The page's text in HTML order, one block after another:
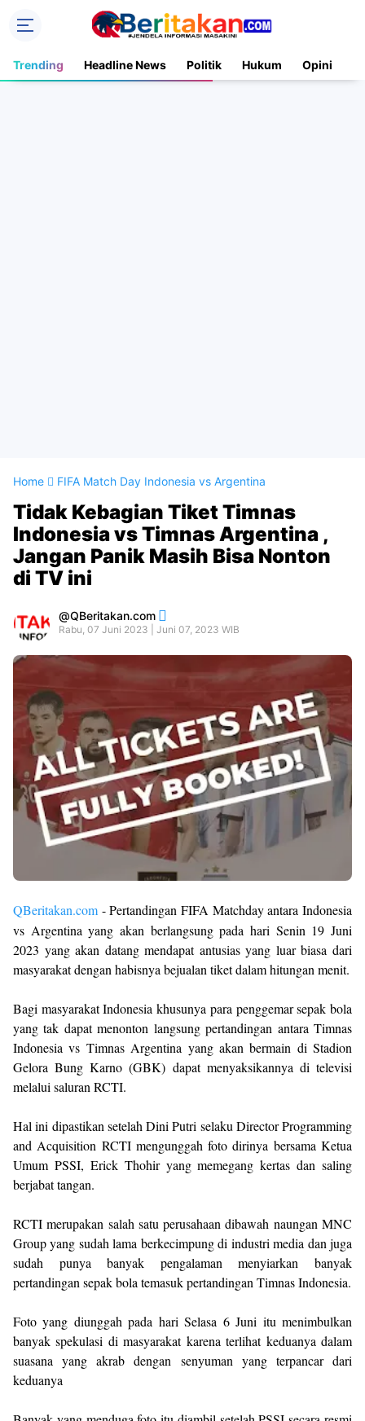
Trending Headline News Politik Hukum Opini
Home FIFA Match Day Indonesia vs Argentina
Tidak Kebagian Tiket Timnas
Indonesia vs Timnas Argentina ,
Jangan Panik Masih Bisa Nonton
di TV ini
QBeritakan.com
Rabu, 07 Juni 2023 | Juni 07, 2023 WIB
QBeritakan.com - Pertandingan FIFA Matchday antara Indonesia
vs Argentina yang akan berlangsung pada hari Senin 19 Juni
2023 yang akan datang mendapat antusias yang luar biasa dari
masyarakat dengan habisnya bejualan tiket dalam hitungan menit.
Bagi masyarakat Indonesia khusunya para penggemar sepak bola
yang tak dapat menonton langsung pertandingan antara Timnas
Indonesia vs Timnas Argentina yang akan bermain di Stadion
Gelora Bung Karno (GBK) dapat menyaksikannya di televisi
melalui saluran RCTI.
Hal ini dipastikan setelah Dini Putri selaku Director Programming
and Acquisition RCTI mengunggah foto dirinya bersama Ketua
Umum PSSI, Erick Thohir yang memegang kertas dan saling
berjabat tangan.
RCTI merupakan salah satu perusahaan dibawah naungan MNC
Group yang sudah lama berkecimpung di industri media dan juga
sudah punya banyak pengalaman menyiarkan banyak
pertandingan sepak bola temasuk pertandingan Timnas Indonesia.
Foto yang diunggah pada hari Selasa 6 Juni itu menimbulkan
banyak spekulasi di masyarakat karena terlihat keduanya dalam
suasana yang akrab dengan senyuman yang terpancar dari
keduanya